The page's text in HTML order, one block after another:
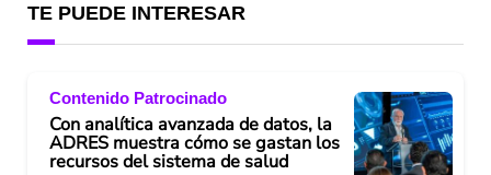
TE PUEDE INTERESAR
Contenido Patrocinado
Con analítica avanzada de datos, la
ADRES muestra cómo se gastan los
recursos del sistema de salud